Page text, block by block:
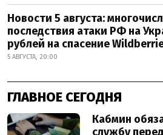
Новости 5 августа:
последствия атаки РФ на
рублей на спасение
5 АВГУСТА, 20:00
ГЛАВНОЕ СЕГОДНЯ
Кабмин
службу